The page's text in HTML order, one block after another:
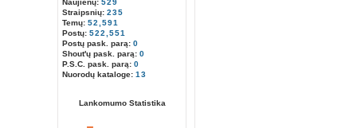
Naujienų: 529
Straipsnių: 235
Temų: 52,591
Postų: 522,551
Postų pask. parą: 0
Shout'ų pask. parą: 0
P.S.C. pask. parą: 0
Nuorodų kataloge: 13
Lankomumo Statistika